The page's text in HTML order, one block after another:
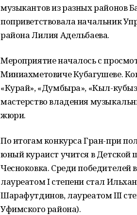
музыкантов из разных районов
поприветствовала начальник
района Лилия Адельбаева.
Мероприятие началось с
Миниахметовиче Кубагушеве.
«Курай», «Думбыра», «Кыл-
мастерство владения
жюри.
По итогам конкурса Гран-при
юный кураист учится в Детской
Чесноковка. Среди победителей
лауреатом I степени стал
Шарафутдинов, лауреатом III
Уфимского района).